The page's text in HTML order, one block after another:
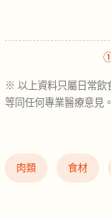
※ 以上資料只屬日常飲
等同任何專業醫療意見。
肉類 食材